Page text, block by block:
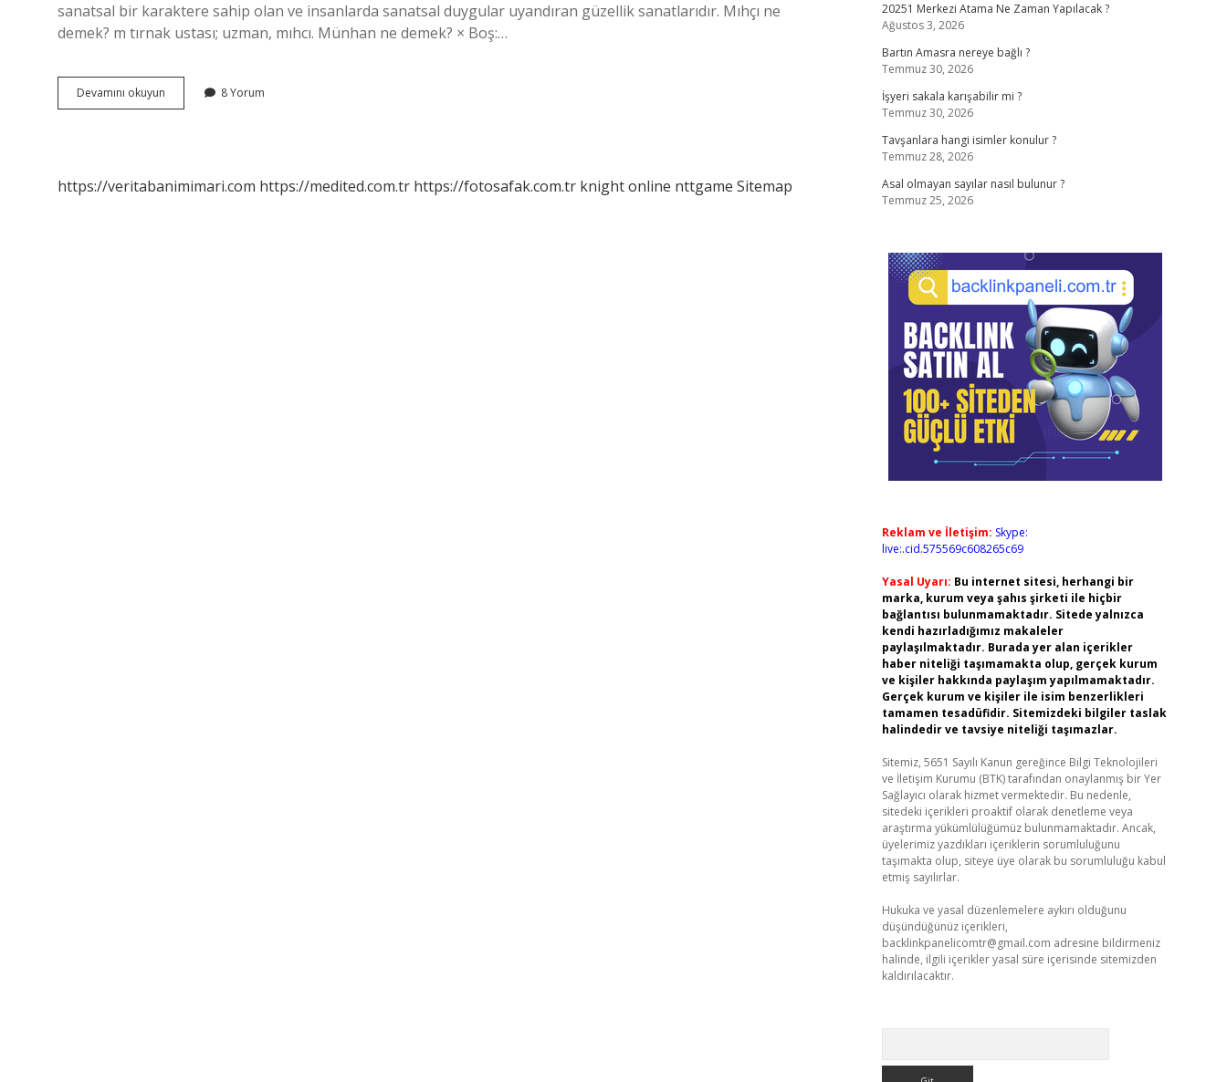
sanatsal bir karaktere sahip olan ve insanlarda sanatsal duygular uyandıran güzellik sanatlarıdır. Mıhçı ne
demek? m tırnak ustası; uzman, mıhcı. Münhan ne demek? × Boş:…
Devamını okuyun
Ne
8 Yorum
https://veritabanimimari.com https://medited.com.tr https://fotosafak.com.tr knight online nttgame Sitemap
20251 Merkezi Atama Ne Zaman Yapılacak ?
Ağustos 3, 2026
Bartın Amasra nereye bağlı ?
Temmuz 30, 2026
İşyeri sakala karışabilir mi ?
Temmuz 30, 2026
Tavşanlara hangi isimler konulur ?
Temmuz 28, 2026
Asal olmayan sayılar nasıl bulunur ?
Temmuz 25, 2026
Reklam ve İletişim: Skype:
live:.cid.575569c608265c69
Yasal Uyarı: Bu internet sitesi, herhangi bir
marka, kurum veya şahıs şirketi ile hiçbir
bağlantısı bulunmamaktadır. Sitede yalnızca
kendi hazırladığımız makaleler
paylaşılmaktadır. Burada yer alan içerikler
haber niteliği taşımamakta olup, gerçek kurum
ve kişiler hakkında paylaşım yapılmamaktadır.
Gerçek kurum ve kişiler ile isim benzerlikleri
tamamen tesadüfidir. Sitemizdeki bilgiler taslak
halindedir ve tavsiye niteliği taşımazlar.
Sitemiz, 5651 Sayılı Kanun gereğince Bilgi Teknolojileri
ve İletişim Kurumu (BTK) tarafından onaylanmış bir Yer
Sağlayıcı olarak hizmet vermektedir. Bu nedenle,
sitedeki içerikleri proaktif olarak denetleme veya
araştırma yükümlülüğümüz bulunmamaktadır. Ancak,
üyelerimiz yazdıkları içeriklerin sorumluluğunu
taşımakta olup, siteye üye olarak bu sorumluluğu kabul
etmiş sayılırlar.
Hukuka ve yasal düzenlemelere aykırı olduğunu
düşündüğünüz içerikleri,
backlinkpanelicomtr@gmail.com adresine bildirmeniz
halinde, ilgili içerikler yasal süre içerisinde sitemizden
kaldırılacaktır.